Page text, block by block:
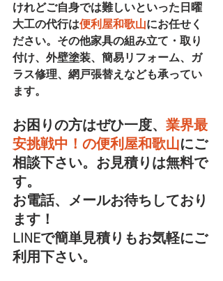
けれどご自身では難しいといった日曜
大工の代行は便利屋和歌山にお任せく
ださい。その他家具の組み立て・取り
付け、外壁塗装、簡易リフォーム、ガ
ラス修理、網戸張替えなども承ってい
ます。
お困りの方はぜひ一度、 業界最
安挑戦中！の便利屋和歌山にご
相談下さい。お見積りは無料で
す。
お電話、メールお待ちしており
ます！
LINEで簡単見積りもお気軽にご
利用下さい。